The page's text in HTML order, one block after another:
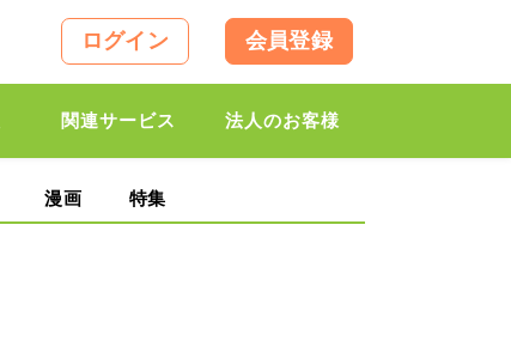
ログイン 会員登録
関連サービス 法人のお客様
漫画 特集